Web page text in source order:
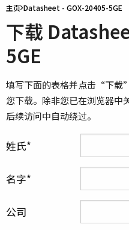
主页 Datasheet - GOX-20405-5GE
下载
5GE
填写下面的表格并点击“下载
您下载。除非您已在浏览器
后续访问中自动绕过。
姓氏
名字
公司